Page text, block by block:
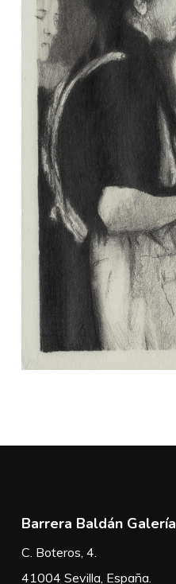
Barrera Baldán Galería
C. Boteros, 4.
41004 Sevilla, España.